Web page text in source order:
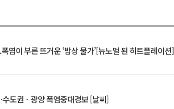
염이 부른 뜨거운 ‘밥상 물가’[뉴노멀 된 히트플레이션]
도권ㆍ광양 폭염중대경보 [날씨]